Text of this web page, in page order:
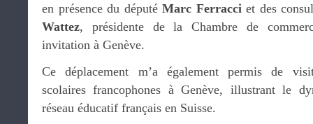
en présence du député Marc Ferracciet des
Wattez, présidente de la Chambre de
invitation à Genève.
Ce déplacement m’a également permis de
scolaires francophones à Genève, illustrant le
réseau éducatif français en Suisse.